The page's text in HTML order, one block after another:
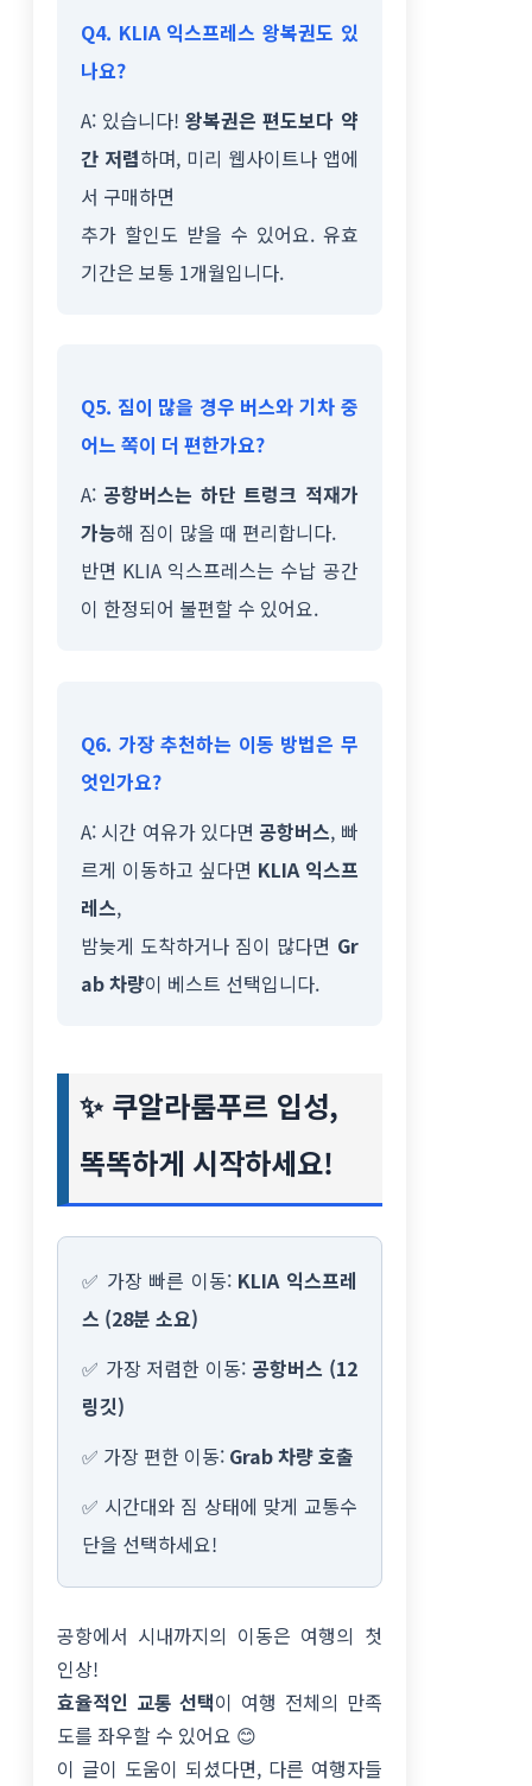
Q4. KLIA 익스프레스 왕복권도 있
나요?
A: 있습니다!왕복권은 편도보다 약
간 저렴하며, 미리 웹사이트나 앱에
서 구매하면
추가 할인도 받을 수 있어요. 유효
기간은 보통 1개월입니다.
Q5. 짐이 많을 경우 버스와 기차 중
어느 쪽이 더 편한가요?
A: 공항버스는 하단 트렁크 적재가
가능해 짐이 많을 때 편리합니다.
반면 KLIA 익스프레스는 수납 공간
이 한정되어 불편할 수 있어요.
Q6. 가장 추천하는 이동 방법은 무
엇인가요?
A: 시간 여유가 있다면 공항버스, 빠
르게 이동하고 싶다면 KLIA 익스프
레스,
밤늦게 도착하거나 짐이 많다면 Gr
ab 차량이 베스트 선택입니다.
✨ 쿠알라룸푸르 입성,
똑똑하게 시작하세요!
✅ 가장 빠른 이동: KLIA 익스프레
스 (28분 소요)
✅ 가장 저렴한 이동: 공항버스 (12
링깃)
✅ 가장 편한 이동: Grab 차량 호출
✅ 시간대와 짐 상태에 맞게 교통수
단을 선택하세요!
공항에서 시내까지의 이동은 여행의 첫
인상!
효율적인 교통 선택이 여행 전체의 만족
도를 좌우할 수 있어요 😊
이 글이 도움이 되셨다면, 다른 여행자들